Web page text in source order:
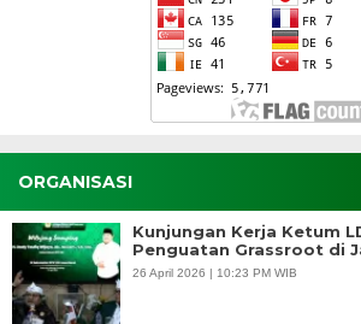
ORGANISASI
Kunjungan Kerja Ketum
Penguatan Grassroot di
26 April 2026 | 10:23 PM WIB